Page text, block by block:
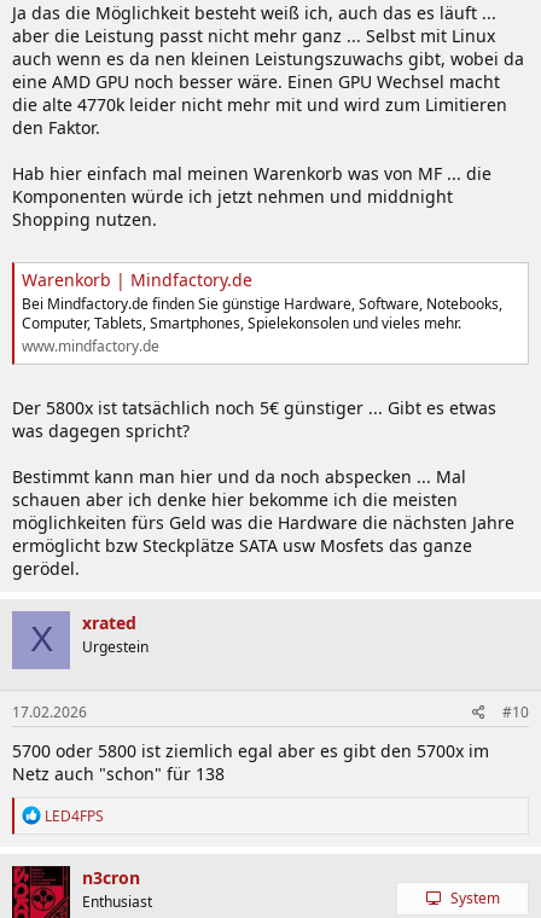
Ja das die Möglichkeit besteht weiß ich, auch das es läuft ...
aber die Leistung passt nicht mehr ganz ... Selbst mit Linux
auch wenn es da nen kleinen Leistungszuwachs gibt, wobei da
eine AMD GPU noch besser wäre. Einen GPU Wechsel macht
die alte 4770k leider nicht mehr mit und wird zum Limitieren
den Faktor.
Hab hier einfach mal meinen Warenkorb was von MF ... die
Komponenten würde ich jetzt nehmen und middnight
Shopping nutzen.
Warenkorb | Mindfactory.de
Bei Mindfactory.de finden Sie günstige Hardware, Software, Notebooks,
Computer, Tablets, Smartphones, Spielekonsolen und vieles mehr.
www.mindfactory.de
Der 5800x ist tatsächlich noch 5€ günstiger ... Gibt es etwas
was dagegen spricht?
Bestimmt kann man hier und da noch abspecken ... Mal
schauen aber ich denke hier bekomme ich die meisten
möglichkeiten fürs Geld was die Hardware die nächsten Jahre
ermöglicht bzw Steckplätze SATA usw Mosfets das ganze
gerödel.
X xrated
Urgestein
17.02.2026 #10
5700 oder 5800 ist ziemlich egal aber es gibt den 5700x im
Netz auch "schon" für 138
R
k
t
i
LED4FPS
n3cron
Enthusiast System